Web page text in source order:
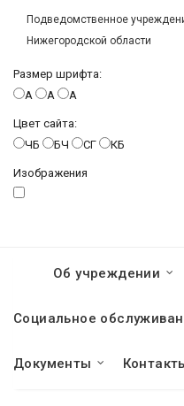
Подведомственное
Нижегородской области
Размер шрифта:
A
A A
Цвет сайта:
ЧБ
БЧ СГ КБ
Изображения
Об учреждении
Социальное
Документы